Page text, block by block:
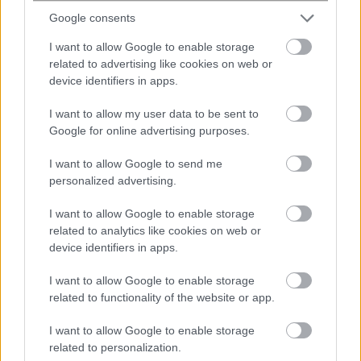
Google consents
I want to allow Google to enable storage
related to advertising like cookies on web or
device identifiers in apps.
I want to allow my user data to be sent to
Google for online advertising purposes.
I want to allow Google to send me
personalized advertising.
I want to allow Google to enable storage
related to analytics like cookies on web or
device identifiers in apps.
I want to allow Google to enable storage
related to functionality of the website or app.
I want to allow Google to enable storage
related to personalization.
ΑΚΙΝΗΤΑ # ΕΞΟΧΙΚΑ ΟΜΟΓΕΝΕΙΣ
share